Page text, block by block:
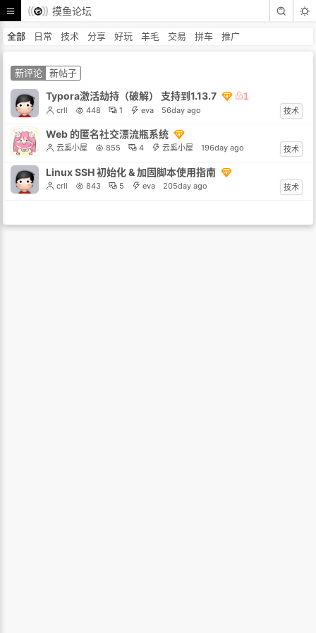
摸鱼论坛
全部 日常 技术 分享 好玩 羊毛 交易 拼车 推广
新评论 新帖子
Typora激活劫持（破解） 支持到1.13.7 1
crll 448 1 eva 56day ago 技术
Web 的匿名社交漂流瓶系统
云奚小屋 855 4 云奚小屋 196day ago 技术
Linux SSH 初始化 & 加固脚本使用指南
crll 843 5 eva 205day ago 技术